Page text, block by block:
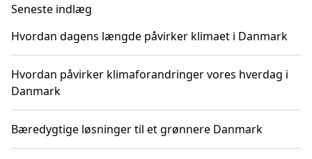
Seneste indlæg
Hvordan dagens længde påvirker klimaet i Danmark
Hvordan påvirker klimaforandringer vores hverdag i
Danmark
Bæredygtige løsninger til et grønnere Danmark